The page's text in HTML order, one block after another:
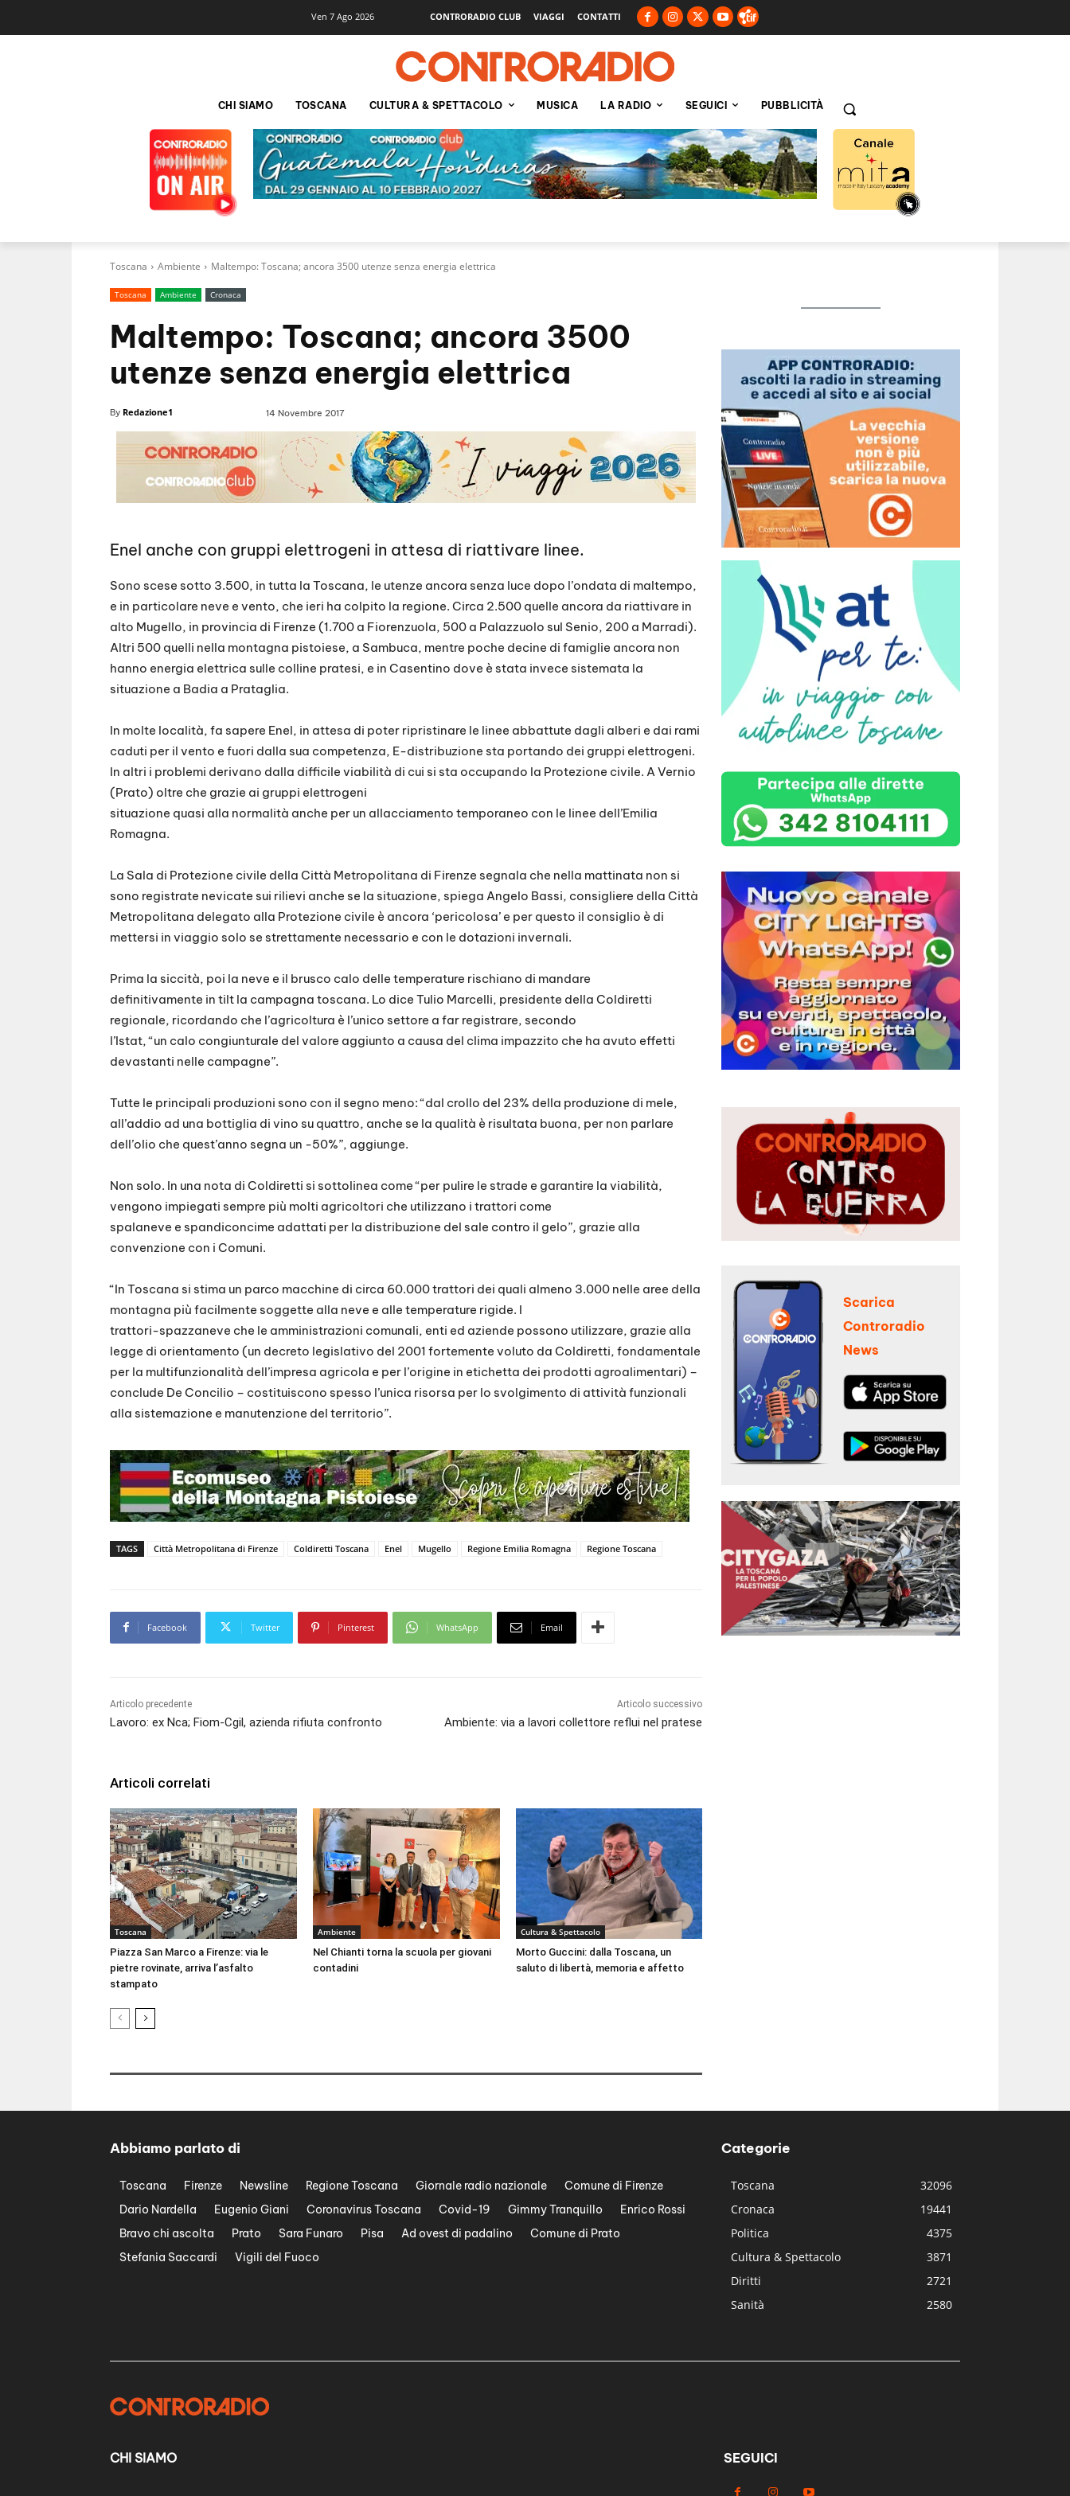
Ven 7 Ago 2026 CONTRORADIO CLUB VIAGGI CONTATTI
CHI SIAMO TOSCANA CULTURA & SPETTACOLO MUSICA LA RADIO SEGUICI PUBBLICITÀ
Toscana Ambiente Maltempo: Toscana; ancora 3500 utenze senza energia elettrica
Toscana Ambiente Cronaca
Maltempo: Toscana; ancora 3500
utenze senza energia elettrica
By Redazione1 14 Novembre 2017
Enel anche con gruppi elettrogeni in attesa di riattivare linee.
Sono scese sotto 3.500, in tutta la Toscana, le utenze ancora senza luce dopo l’ondata di maltempo,
e in particolare neve e vento, che ieri ha colpito la regione. Circa 2.500 quelle ancora da riattivare in
alto Mugello, in provincia di Firenze (1.700 a Fiorenzuola, 500 a Palazzuolo sul Senio, 200 a Marradi).
Altri 500 quelli nella montagna pistoiese, a Sambuca, mentre poche decine di famiglie ancora non
hanno energia elettrica sulle colline pratesi, e in Casentino dove è stata invece sistemata la
situazione a Badia a Prataglia.
In molte località, fa sapere Enel, in attesa di poter ripristinare le linee abbattute dagli alberi e dai rami
caduti per il vento e fuori dalla sua competenza, E-distribuzione sta portando dei gruppi elettrogeni.
In altri i problemi derivano dalla difficile viabilità di cui si sta occupando la Protezione civile. A Vernio
(Prato) oltre che grazie ai gruppi elettrogeni
situazione quasi alla normalità anche per un allacciamento temporaneo con le linee dell’Emilia
Romagna.
La Sala di Protezione civile della Città Metropolitana di Firenze segnala che nella mattinata non si
sono registrate nevicate sui rilievi anche se la situazione, spiega Angelo Bassi, consigliere della Città
Metropolitana delegato alla Protezione civile è ancora ‘pericolosa’ e per questo il consiglio è di
mettersi in viaggio solo se strettamente necessario e con le dotazioni invernali.
Prima la siccità, poi la neve e il brusco calo delle temperature rischiano di mandare
definitivamente in tilt la campagna toscana. Lo dice Tulio Marcelli, presidente della Coldiretti
regionale, ricordando che l’agricoltura è l’unico settore a far registrare, secondo
l’Istat, “un calo congiunturale del valore aggiunto a causa del clima impazzito che ha avuto effetti
devastanti nelle campagne”.
Tutte le principali produzioni sono con il segno meno: “dal crollo del 23% della produzione di mele,
all’addio ad una bottiglia di vino su quattro, anche se la qualità è risultata buona, per non parlare
dell’olio che quest’anno segna un -50%”, aggiunge.
Non solo. In una nota di Coldiretti si sottolinea come “per pulire le strade e garantire la viabilità,
vengono impiegati sempre più molti agricoltori che utilizzano i trattori come
spalaneve e spandiconcime adattati per la distribuzione del sale contro il gelo”, grazie alla
convenzione con i Comuni.
“In Toscana si stima un parco macchine di circa 60.000 trattori dei quali almeno 3.000 nelle aree della
montagna più facilmente soggette alla neve e alle temperature rigide. I
trattori-spazzaneve che le amministrazioni comunali, enti ed aziende possono utilizzare, grazie alla
legge di orientamento (un decreto legislativo del 2001 fortemente voluto da Coldiretti, fondamentale
per la multifunzionalità dell’impresa agricola e per l’origine in etichetta dei prodotti agroalimentari) –
conclude De Concilio – costituiscono spesso l’unica risorsa per lo svolgimento di attività funzionali
alla sistemazione e manutenzione del territorio”.
TAGS Città Metropolitana di Firenze Coldiretti Toscana Enel Mugello Regione Emilia Romagna Regione Toscana
Facebook Twitter Pinterest WhatsApp Email
Articolo precedente
Lavoro: ex Nca; Fiom-Cgil, azienda rifiuta confronto
Articolo successivo
Ambiente: via a lavori collettore reflui nel pratese
Articoli correlati
Toscana
Piazza San Marco a Firenze: via le
pietre rovinate, arriva l’asfalto
stampato
Ambiente
Nel Chianti torna la scuola per giovani
contadini
Cultura & Spettacolo
Morto Guccini: dalla Toscana, un
saluto di libertà, memoria e affetto
Scarica
Controradio
News
Abbiamo parlato di
Toscana Firenze Newsline Regione Toscana Giornale radio nazionale
Comune di Firenze
Dario Nardella
Eugenio Giani Coronavirus Toscana Covid-19 Gimmy Tranquillo
Enrico Rossi
Bravo chi ascolta
Prato Sara Funaro Pisa Ad ovest di padalino
Comune di Prato
Stefania Saccardi
Vigili del Fuoco
Categorie
Toscana
32096
Cronaca
19441
Politica
4375
Cultura & Spettacolo
3871
Diritti
2721
Sanità
2580
CHI SIAMO SEGUICI